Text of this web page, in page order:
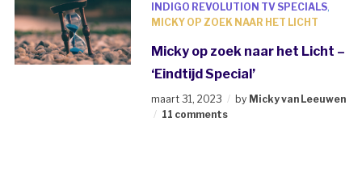
INDIGO REVOLUTION TV SPECIALS,
MICKY OP ZOEK NAAR HET LICHT
Micky op zoek naar het Licht –
‘Eindtijd Special’
maart 31, 2023 by Micky van Leeuwen
11 comments